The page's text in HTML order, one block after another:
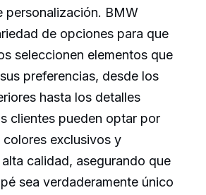
personalización. BMW
de opciones para que
seleccionen elementos que
preferencias, desde los
hasta los detalles
clientes pueden optar por
colores exclusivos y
calidad, asegurando que
sea verdaderamente único